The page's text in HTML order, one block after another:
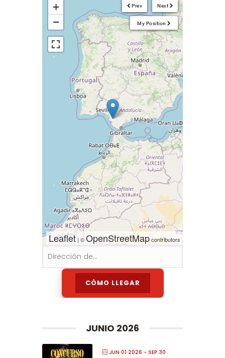
Next
Prev
My Position
+
−
Leaflet | ©OpenStreetMapcontributors
JUNIO 2026
JUN 01 2026 - SEP 30